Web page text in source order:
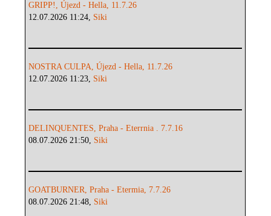
GRIPP!, Újezd - Hella, 11.7.26
12.07.2026 11:24, Siki
NOSTRA CULPA, Újezd - Hella, 11.7.26
12.07.2026 11:23, Siki
DELINQUENTES, Praha - Eterrnia . 7.7.16
08.07.2026 21:50, Siki
GOATBURNER, Praha - Etermia, 7.7.26
08.07.2026 21:48, Siki